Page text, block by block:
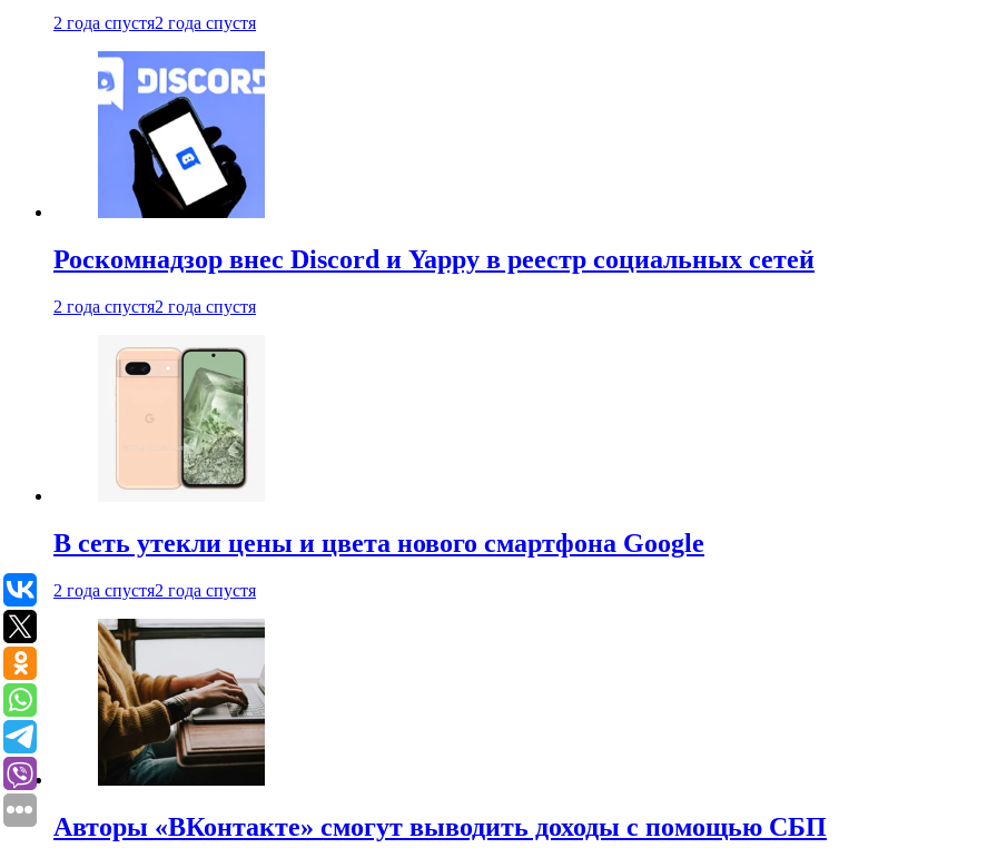
2 года спустя2 года спустя
Роскомнадзор внес Discord и Yappy в реестр социальных сетей
2 года спустя2 года спустя
В сеть утекли цены и цвета нового смартфона Google
2 года спустя2 года спустя
Авторы «ВКонтакте» смогут выводить доходы с помощью СБП